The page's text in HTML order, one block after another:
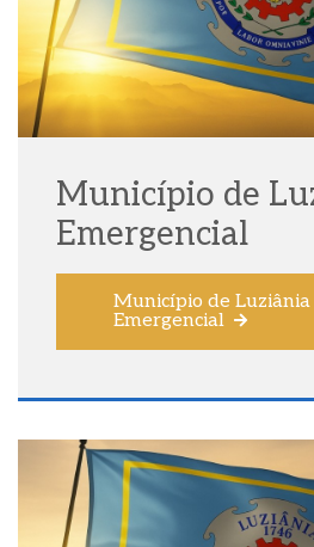
Município de
Emergencial
Município de Luziânia
Emergencial